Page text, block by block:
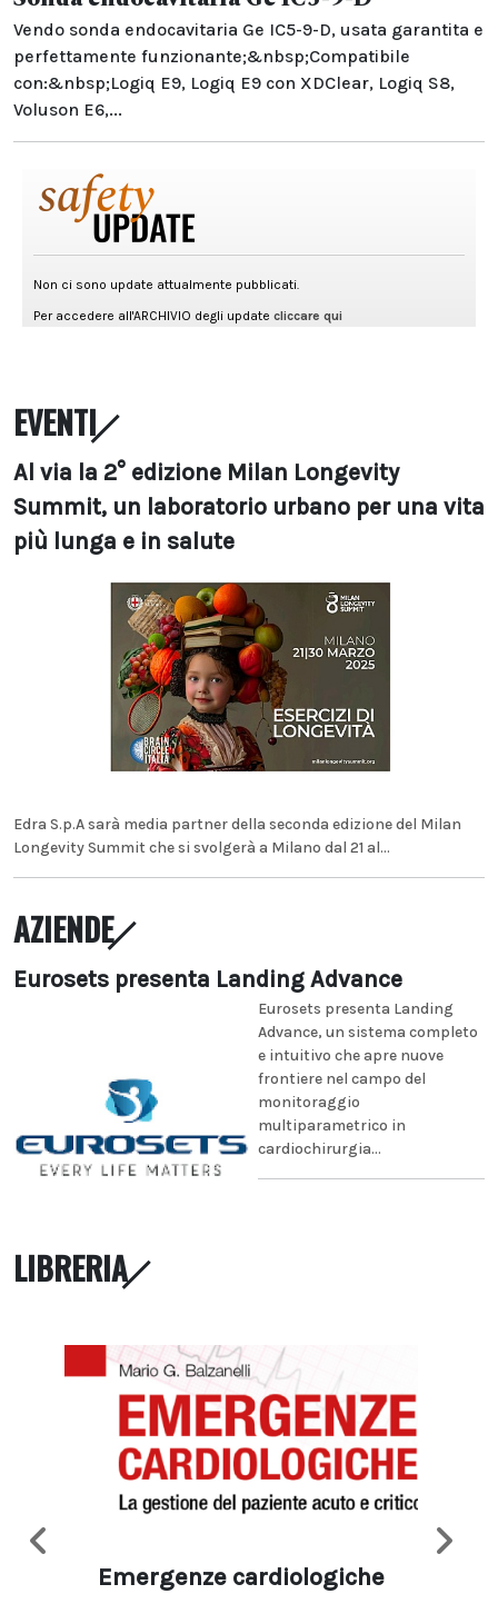
Vendo sonda endocavitaria Ge IC5-9-D, usata garantita e
perfettamente funzionante;&nbsp;Compatibile
con:&nbsp;Logiq E9, Logiq E9 con XDClear, Logiq S8,
Voluson E6,...
EVENTI
Al via la 2° edizione Milan Longevity
Summit, un laboratorio urbano per una vita
più lunga e in salute
Edra S.p.A sarà media partner della seconda edizione del Milan
Longevity Summit che si svolgerà a Milano dal 21 al...
AZIENDE
Eurosets presenta Landing Advance
Eurosets presenta Landing
Advance, un sistema completo
e intuitivo che apre nuove
frontiere nel campo del
monitoraggio
multiparametrico in
cardiochirurgia...
LIBRERIA
Emergenze cardiologiche